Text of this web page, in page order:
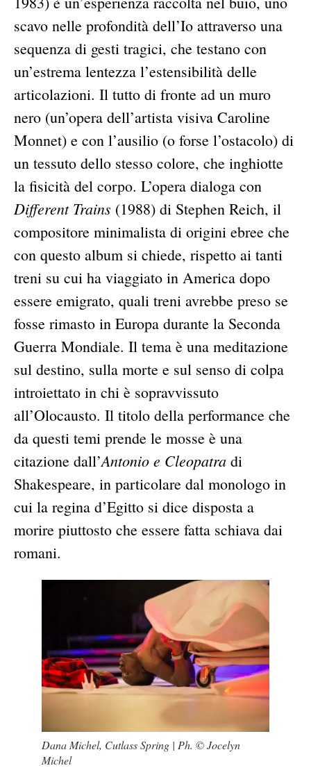
scavo nelle profondità dell’Io attraverso una
sequenza di gesti tragici, che testano con
un’estrema lentezza l’estensibilità delle
articolazioni. Il tutto di fronte ad un muro
nero (un’opera dell’artista visiva Caroline
Monnet) e con l’ausilio (o forse l’ostacolo) di
un tessuto dello stesso colore, che inghiotte
la fisicità del corpo. L’opera dialoga con
Different Trains (1988) di Stephen Reich, il
compositore minimalista di origini ebree che
con questo album si chiede, rispetto ai tanti
treni su cui ha viaggiato in America dopo
essere emigrato, quali treni avrebbe preso se
fosse rimasto in Europa durante la Seconda
Guerra Mondiale. Il tema è una meditazione
sul destino, sulla morte e sul senso di colpa
introiettato in chi è sopravvissuto
all’Olocausto. Il titolo della performance che
da questi temi prende le mosse è una
citazione dall’Antonio e Cleopatra di
Shakespeare, in particolare dal monologo in
cui la regina d’Egitto si dice disposta a
morire piuttosto che essere fatta schiava dai
romani.
Dana Michel, Cutlass Spring | Ph. © Jocelyn
Michel